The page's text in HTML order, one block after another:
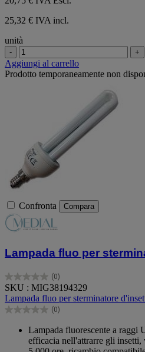
25,32 € IVA incl.
unità
- +
Aggiungi al carrello
Prodotto temporaneamente non
Confronta Compara
Lampada fluo per
(0)
0.0
su
5
stelle.
SKU : MIG38194329
Lampada fluo per sterminatore
(0)
0.0
Lampada fluorescente a raggi
efficacia nell'attrarre gli